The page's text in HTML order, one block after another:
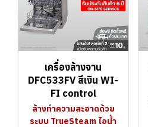
เครื่องล้างจาน
DFC533FV สีเงิน WI-
FI control
ล้างทำความสะอาดด้วย
ระบบ TrueSteam ไอน้ำ